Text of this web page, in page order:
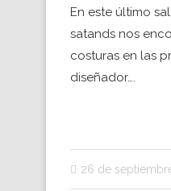
En este último
satands nos
costuras en las
diseñador….
26 de